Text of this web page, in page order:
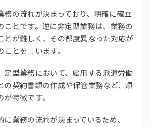
務の流れが決まっており、明確に確立
ことです。逆に非定型業務は、業務の
とが難しく、その都度異なった対応が
とを言います。
定型業務において、雇用する派遣労働
の契約書類の作成や保管業務など、煩
特徴です。
に業務の流れが決まっているため、